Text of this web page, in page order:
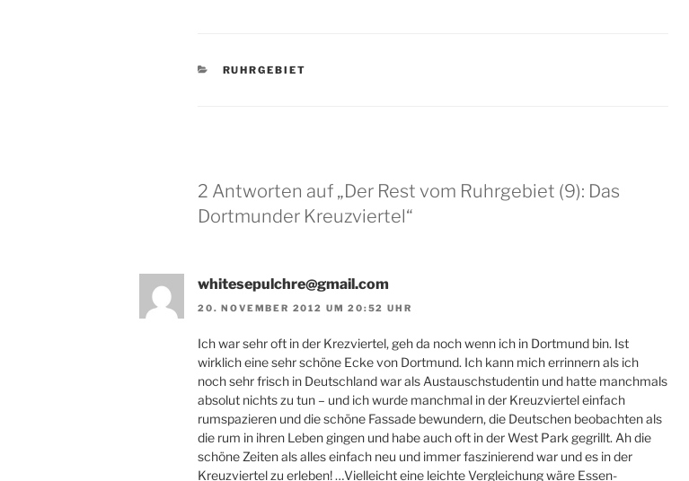
KATEGORIEN
RUHRGEBIET
2 Antworten auf „Der Rest vom Ruhrgebiet (9): Das
Dortmunder Kreuzviertel“
whitesepulchre@gmail.com
20. NOVEMBER 2012 UM 20:52 UHR
Ich war sehr oft in der Krezviertel, geh da noch wenn ich in Dortmund bin. Ist
wirklich eine sehr schöne Ecke von Dortmund. Ich kann mich errinnern als ich
noch sehr frisch in Deutschland war als Austauschstudentin und hatte manchmals
absolut nichts zu tun – und ich wurde manchmal in der Kreuzviertel einfach
rumspazieren und die schöne Fassade bewundern, die Deutschen beobachten als
die rum in ihren Leben gingen und habe auch oft in der West Park gegrillt. Ah die
schöne Zeiten als alles einfach neu und immer faszinierend war und es in der
Kreuzviertel zu erleben! …Vielleicht eine leichte Vergleichung wäre Essen-